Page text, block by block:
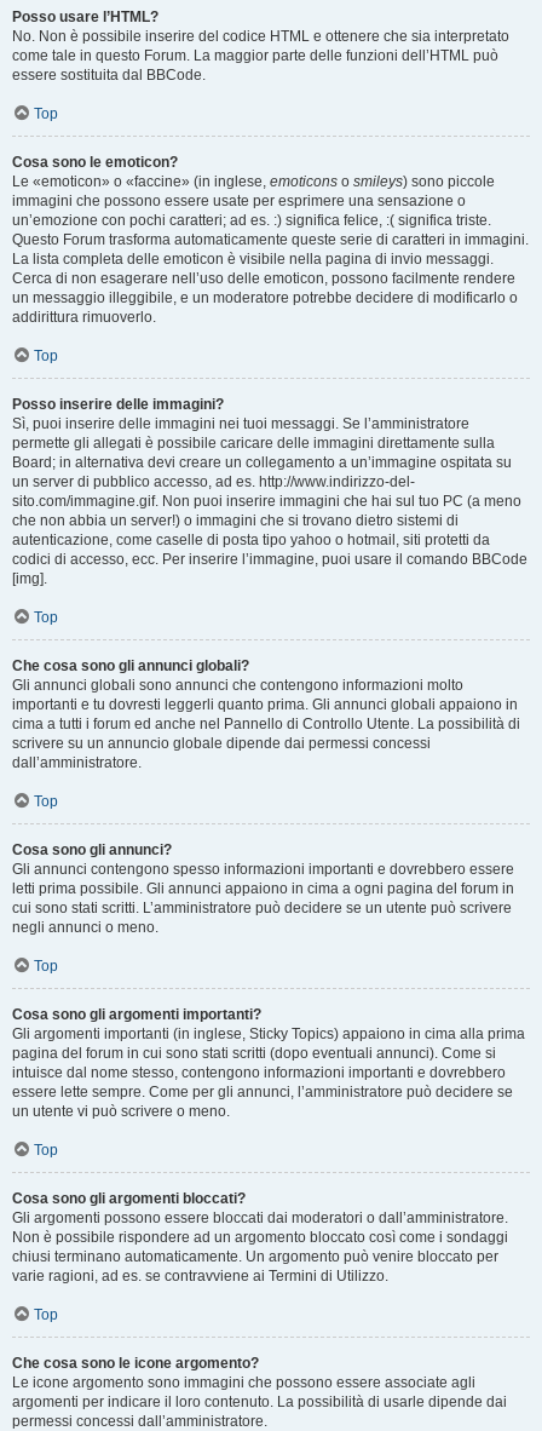
Posso usare l’HTML?
No. Non è possibile inserire del codice HTML e ottenere che sia interpretato
come tale in questo Forum. La maggior parte delle funzioni dell’HTML può
essere sostituita dal BBCode.
Top
Cosa sono le emoticon?
Le «emoticon» o «faccine» (in inglese, emoticons o smileys) sono piccole
immagini che possono essere usate per esprimere una sensazione o
un’emozione con pochi caratteri; ad es. :) significa felice, :( significa triste.
Questo Forum trasforma automaticamente queste serie di caratteri in immagini.
La lista completa delle emoticon è visibile nella pagina di invio messaggi.
Cerca di non esagerare nell’uso delle emoticon, possono facilmente rendere
un messaggio illeggibile, e un moderatore potrebbe decidere di modificarlo o
addirittura rimuoverlo.
Top
Posso inserire delle immagini?
Sì, puoi inserire delle immagini nei tuoi messaggi. Se l’amministratore
permette gli allegati è possibile caricare delle immagini direttamente sulla
Board; in alternativa devi creare un collegamento a un’immagine ospitata su
un server di pubblico accesso, ad es. http://www.indirizzo-del-
sito.com/immagine.gif. Non puoi inserire immagini che hai sul tuo PC (a meno
che non abbia un server!) o immagini che si trovano dietro sistemi di
autenticazione, come caselle di posta tipo yahoo o hotmail, siti protetti da
codici di accesso, ecc. Per inserire l’immagine, puoi usare il comando BBCode
[img].
Top
Che cosa sono gli annunci globali?
Gli annunci globali sono annunci che contengono informazioni molto
importanti e tu dovresti leggerli quanto prima. Gli annunci globali appaiono in
cima a tutti i forum ed anche nel Pannello di Controllo Utente. La possibilità di
scrivere su un annuncio globale dipende dai permessi concessi
dall’amministratore.
Top
Cosa sono gli annunci?
Gli annunci contengono spesso informazioni importanti e dovrebbero essere
letti prima possibile. Gli annunci appaiono in cima a ogni pagina del forum in
cui sono stati scritti. L’amministratore può decidere se un utente può scrivere
negli annunci o meno.
Top
Cosa sono gli argomenti importanti?
Gli argomenti importanti (in inglese, Sticky Topics) appaiono in cima alla prima
pagina del forum in cui sono stati scritti (dopo eventuali annunci). Come si
intuisce dal nome stesso, contengono informazioni importanti e dovrebbero
essere lette sempre. Come per gli annunci, l’amministratore può decidere se
un utente vi può scrivere o meno.
Top
Cosa sono gli argomenti bloccati?
Gli argomenti possono essere bloccati dai moderatori o dall’amministratore.
Non è possibile rispondere ad un argomento bloccato così come i sondaggi
chiusi terminano automaticamente. Un argomento può venire bloccato per
varie ragioni, ad es. se contravviene ai Termini di Utilizzo.
Top
Che cosa sono le icone argomento?
Le icone argomento sono immagini che possono essere associate agli
argomenti per indicare il loro contenuto. La possibilità di usarle dipende dai
permessi concessi dall’amministratore.